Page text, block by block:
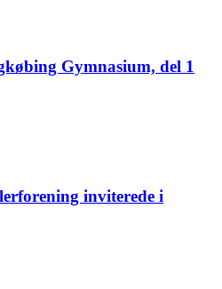
Gymnasium, del 1
inviterede i